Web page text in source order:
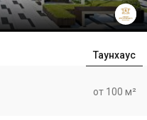
Таунхаус
от 100 м²